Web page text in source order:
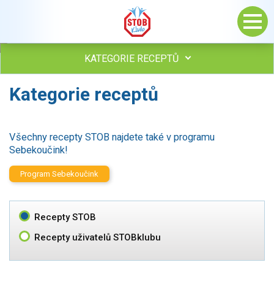
KATEGORIE RECEPTŮ
Všechny recepty
Polévky
Maso
drůbež
hovězí, telecí
vepřové
ryby
zvěřina
ostatní maso
Omáčky
Kategorie receptů
Všechny recepty STOB najdete také v programu
Sebekoučink!
Program Sebekoučink
Recepty STOB
Recepty uživatelů STOBklubu